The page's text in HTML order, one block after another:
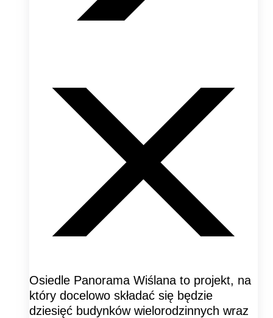
Osiedle Panorama Wiślana to projekt, na
który docelowo składać się będzie
dziesięć budynków wielorodzinnych wraz